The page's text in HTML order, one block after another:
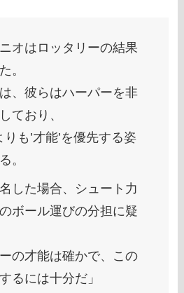
オはロッタリーの結果
。
、彼らはハーパーを非
ており、
りも’才能’を優先する姿
。
した場合、シュート力
ボール運びの分担に疑
の才能は確かで、この
るには十分だ」